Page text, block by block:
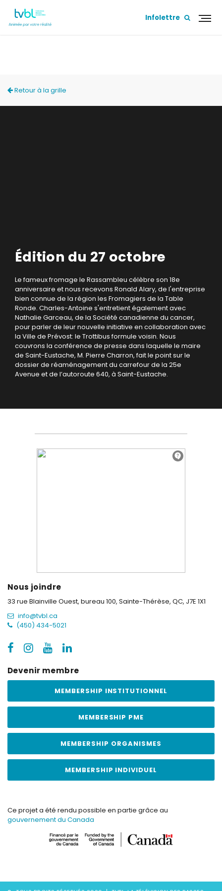
Infolettre
Retour à la grille
Édition du 27 octobre
Le fameux fromage le Rassambleu célèbre son 18e
anniversaire et nous recevons Ronald Alary, de l'entreprise
bien connue de la région les Fromagiers de la Table
Ronde. Charles-Antoine s'entretient également avec
Nathalie Garceau, de la Société canadienne du cancer,
pour parler de leur nouvelle initiative en collaboration avec
la Ville de Prévost: le Trottibus formule voisin. Nous
couvrons la conférence de presse dans laquelle le maire
de Saint-Eustache, M. Pierre Charron, fait le point sur le
dossier de réaménagement du carrefour de la 25e
Avenue et de l’autoroute 640, à Saint-Eustache.
Nous joindre
33 rue Blainville Ouest, bureau 100, Sainte-Thérèse, QC, J7E 1X1
info@tvbl.ca
(450) 434-5021
Devenir membre
MEMBERSHIP INSTITUTIONNEL
MEMBERSHIP PME
MEMBERSHIP ORGANISMES
MEMBERSHIP INDIVIDUEL
Ce projet a été rendu possible en partie grâce au
gouvernement du Canada